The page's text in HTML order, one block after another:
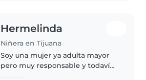
Hermelinda
Niñera en Tijuana
Soy una mujer ya adulta mayor
pero muy responsable y todavía